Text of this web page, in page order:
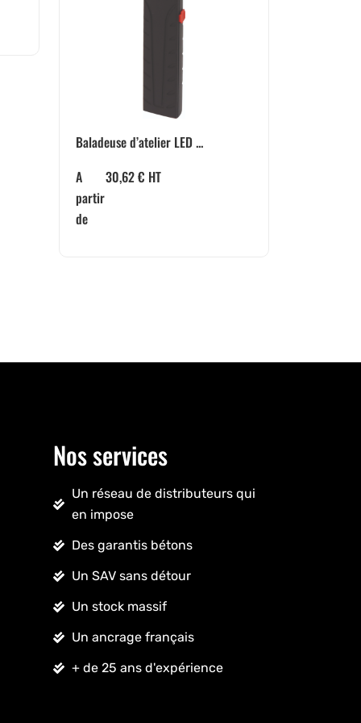
Baladeuse d’atelier LED ...
A
partir
de
30,62€ HT
Nos services
Un réseau de distributeurs qui
en impose
Des garantis bétons
Un SAV sans détour
Un stock massif
Un ancrage français
+ de 25 ans d'expérience